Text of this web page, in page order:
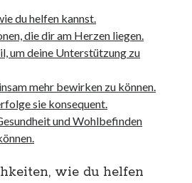
du helfen kannst.
die dir am Herzen liegen.
um deine Unterstützung zu
mehr bewirken zu können.
sie konsequent.
und Wohlbefinden
wie du helfen